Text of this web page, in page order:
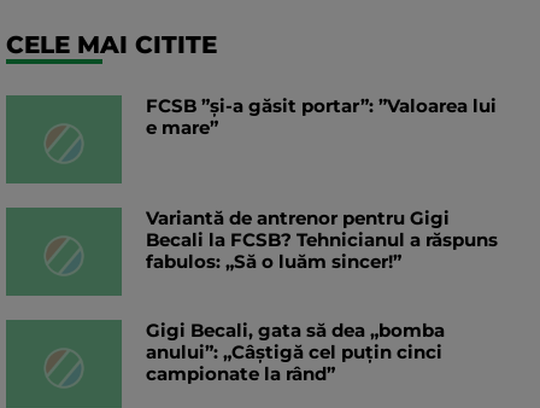
CELE MAI CITITE
FCSB ”și-a găsit portar”: ”Valoarea lui
e mare”
Variantă de antrenor pentru Gigi
Becali la FCSB? Tehnicianul a răspuns
fabulos: „Să o luăm sincer!”
Gigi Becali, gata să dea „bomba
anului”: „Câștigă cel puțin cinci
campionate la rând”